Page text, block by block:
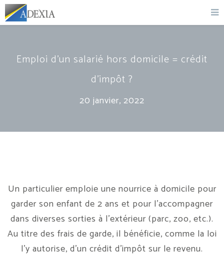
Emploi d'un salarié hors domicile = crédit
d'impôt ?
20 janvier, 2022
Un particulier emploie une nourrice à domicile pour
garder son enfant de 2 ans et pour l’accompagner
dans diverses sorties à l’extérieur (parc, zoo, etc.).
Au titre des frais de garde, il bénéficie, comme la loi
l’y autorise, d’un crédit d’impôt sur le revenu.